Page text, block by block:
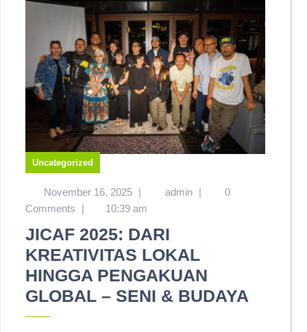
Uncategorized
November 16, 2025 | admin |
0
Comments
| 10:39 am
JICAF 2025: DARI
KREATIVITAS LOKAL
HINGGA PENGAKUAN
GLOBAL – SENI & BUDAYA